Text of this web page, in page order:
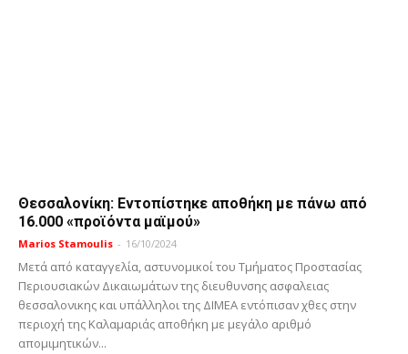
Θεσσαλονίκη: Εντοπίστηκε αποθήκη με πάνω από
16.000 «προϊόντα μαϊμού»
Marios Stamoulis - 16/10/2024
Μετά από καταγγελία, αστυνομικοί του Τμήματος Προστασίας
Περιουσιακών Δικαιωμάτων της διευθυνσης ασφαλειας
θεσσαλονικης και υπάλληλοι της ΔΙΜΕΑ εντόπισαν χθες στην
περιοχή της Καλαμαριάς αποθήκη με μεγάλο αριθμό
απομιμητικών...